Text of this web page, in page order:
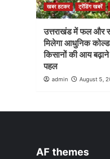
खबर हटकर
ट्रेंडिंग खबरें
उत्तराखंड में फल और
मिलेगा आधुनिक
किसानों की आय बढ़ाने
पहल
admin August 5,
AF themes